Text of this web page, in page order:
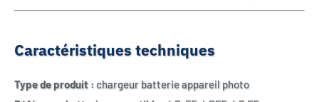
Caractéristiques techniques
Type de produit :chargeur batterie appareil photo